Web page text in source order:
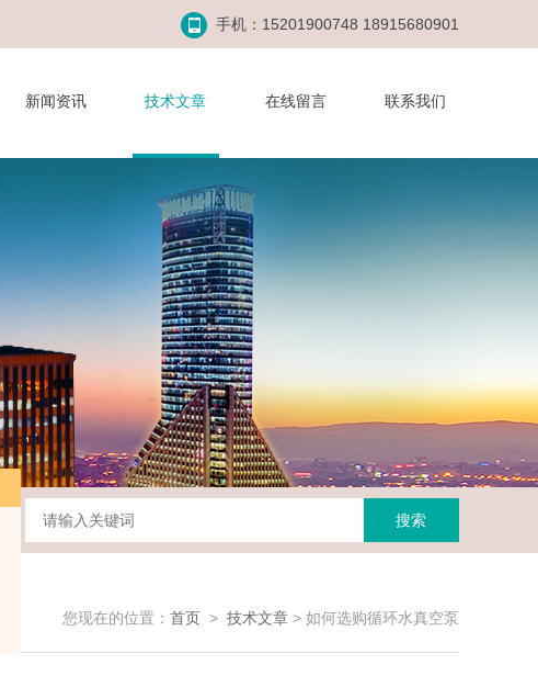
手机：15201900748 18915680901
新闻资讯 技术文章 在线留言 联系我们
您现在的位置： 首页 > 技术文章 > 如何选购循环水真空泵